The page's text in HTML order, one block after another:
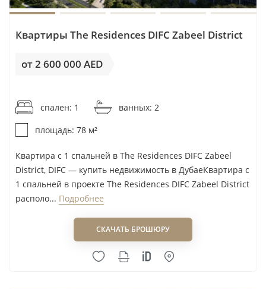
Квартиры The Residences DIFC Zabeel District
от 2 600 000 AED
спален: 1
ванных: 2
площадь: 78 м²
Квартира с 1 спальней в The Residences DIFC Zabeel
District, DIFC — купить недвижимость в ДубаеКвартира с
1 спальней в проекте The Residences DIFC Zabeel District
располо... Подробнее
СКАЧАТЬ БРОШЮРУ